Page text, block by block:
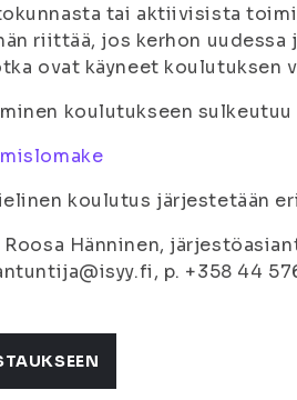
tai aktiivisista
riittää, jos kerhon
ovat käyneet koulutuksen
koulutukseen sulkeutuu
koulutus järjestetään
Hänninen,
p. +358 44